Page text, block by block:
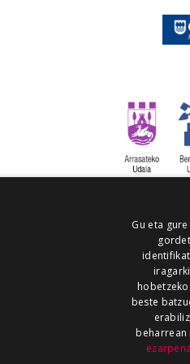
ALEA
Gu eta
hobetzeko.
beste
beharrean